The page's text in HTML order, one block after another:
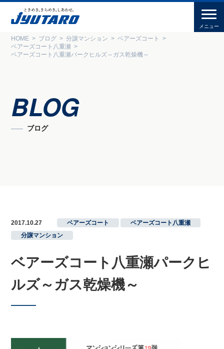
HOME ブログ 分譲マンション
ベアーズコート
ベアーズコート八重瀬
ベアーズコート八重瀬パークヒルズ～ガス乾燥機～
BLOG
ブログ
2017.10.27 ベアーズコート ベアーズコート八重瀬
分譲マンション
ベアーズコート八重瀬パークヒ
ルズ～ガス乾燥機～